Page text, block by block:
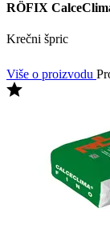
RÖFIX
Krečni špric
Više o proizvodu